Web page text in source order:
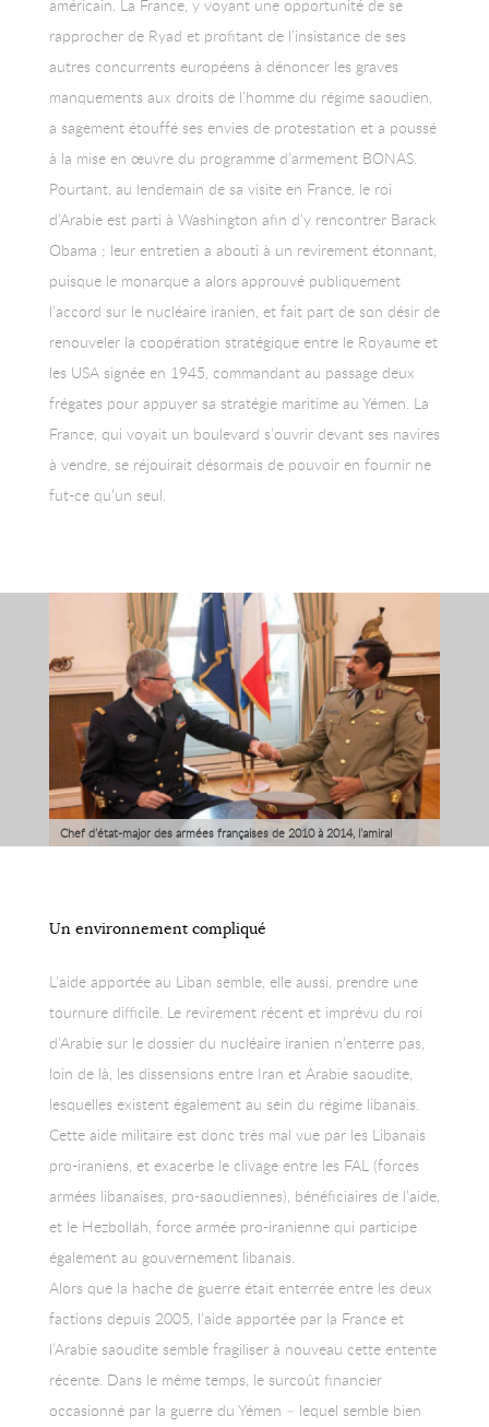
américain. La France, y voyant une opportunité de se
rapprocher de Ryad et profitant de l’insistance de ses
autres concurrents européens à dénoncer les graves
manquements aux droits de l’homme du régime saoudien,
a sagement étouffé ses envies de protestation et a poussé
à la mise en œuvre du programme d’armement BONAS.
Pourtant, au lendemain de sa visite en France, le roi
d’Arabie est parti à Washington afin d’y rencontrer Barack
Obama ; leur entretien a abouti à un revirement étonnant,
puisque le monarque a alors approuvé publiquement
l’accord sur le nucléaire iranien, et fait part de son désir de
renouveler la coopération stratégique entre le Royaume et
les USA signée en 1945, commandant au passage deux
frégates pour appuyer sa stratégie maritime au Yémen. La
France, qui voyait un boulevard s’ouvrir devant ses navires
à vendre, se réjouirait désormais de pouvoir en fournir ne
fut-ce qu’un seul.
Chef d’état-major des armées françaises de 2010 à 2014, l’amiral
organisme hautement stratégique.
Un environnement compliqué
L’aide apportée au Liban semble, elle aussi, prendre une
tournure difficile. Le revirement récent et imprévu du roi
d’Arabie sur le dossier du nucléaire iranien n’enterre pas,
loin de là, les dissensions entre Iran et Arabie saoudite,
lesquelles existent également au sein du régime libanais.
Cette aide militaire est donc très mal vue par les Libanais
pro-iraniens, et exacerbe le clivage entre les FAL (forces
armées libanaises, pro-saoudiennes), bénéficiaires de l’aide,
et le Hezbollah, force armée pro-iranienne qui participe
également au gouvernement libanais.
Alors que la hache de guerre était enterrée entre les deux
factions depuis 2005, l’aide apportée par la France et
l’Arabie saoudite semble fragiliser à nouveau cette entente
récente. Dans le même temps, le surcoût financier
occasionné par la guerre du Yémen – lequel semble bien